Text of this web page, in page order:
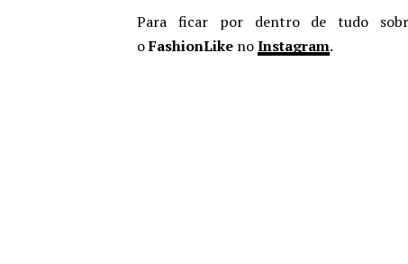
Para ficar por dentro de tudo
oFashionLike noInstagram.